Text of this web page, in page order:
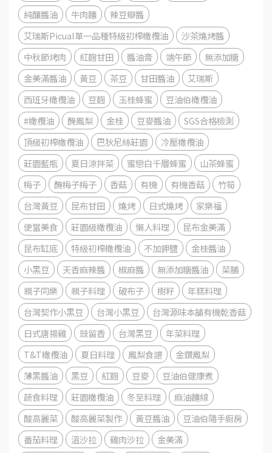
純釀醬油
牛肉麵
辣豆瓣醬
艾瑞斯Picual單一品種特級初榨橄欖油
沙茶燒烤醬
中秋節烤肉
紅麴甘田 醬油膏 端午節
無添加糖
金美滿醬油
黃豆 茶豆 甘田醬油
艾瑞斯
西班牙橄欖油
豆麴 玉桂蜂蜜
豆油伯橄欖油
#橄欖油
醃鳳梨 金桂 豆麥醬油
SGS合格檢測
頂級初榨橄欖油
巴狄尼絲莊園
冷壓橄欖油
莊園藍瓶
夏日涼拌菜 蜜戀白千層蜂蜜
山茶蜂蜜
梅子
醃梅子梅子 香菇 有機 有機香菇
竹筍
台灣黃豆
昆布甘田 燒烤 日式燒烤
家樂福
便當美食
莊園級橄欖油 懶人料理
昆布金美滿
昆布缸底
特級初榨橄欖油 不加鉀鹽
金桂醬油
小黑豆
天香麻辣醬 椒麻醬 無添加糖醬油
菜脯
親子同樂
親子料理 破布子 樹籽
年糕料理
台灣契作小黑豆
台灣小黑豆
台灣源味本舖有機乾香菇
日式唐揚雞
豉留香 台灣黑豆
年菜料理
T&T橄欖油
夏日料理 鳳梨食譜
金鑽鳳梨
薄黑醬油
黑豆 紅麴 豆麥
豆油伯健康煮
蔬食料理
莊園橄欖油 冬至料理
麻油麵線
酸高麗菜
酸高麗菜製作 黃豆醬油
豆油伯隨手廚房
番茄料理
溫沙拉 雞肉沙拉 金美滿